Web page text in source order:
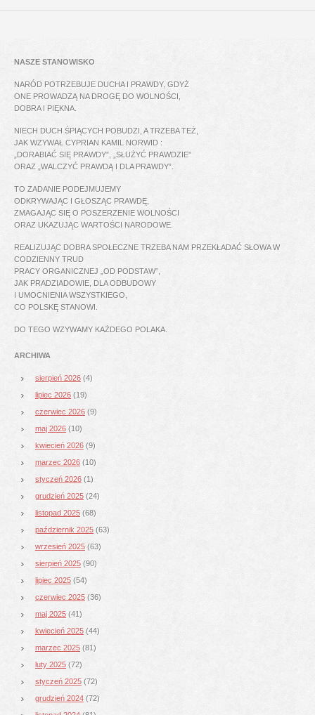
NASZE STANOWISKO
NARÓD POTRZEBUJE DUCHA I PRAWDY, GDYŻ
ONE PROWADZĄ NA DROGĘ DO WOLNOŚCI,
DOBRA I PIĘKNA.
NIECH DUCH ŚPIĄCYCH POBUDZI, A TRZEBA TEŻ,
JAK WZYWAŁ CYPRIAN KAMIL NORWID :
„DORABIAĆ SIĘ PRAWDY”, „SŁUŻYĆ PRAWDZIE”
ORAZ „WALCZYĆ PRAWDĄ I DLA PRAWDY”.
TO ZADANIE PODEJMUJEMY
ODKRYWAJĄC I GŁOSZĄC PRAWDĘ,
ZMAGAJĄC SIĘ O POSZERZENIE WOLNOŚCI
ORAZ UKAZUJĄC WARTOŚCI NARODOWE.
REALIZUJĄC DOBRA SPOŁECZNE TRZEBA NAM PRZEKŁADAĆ SŁOWA W
CODZIENNY TRUD
PRACY ORGANICZNEJ „OD PODSTAW”,
JAK PRADZIADOWIE, DLA ODBUDOWY
I UMOCNIENIA WSZYSTKIEGO,
CO POLSKĘ STANOWI.
DO TEGO WZYWAMY KAŻDEGO POLAKA.
ARCHIWA
sierpień 2026 (4)
lipiec 2026 (19)
czerwiec 2026 (9)
maj 2026 (10)
kwiecień 2026 (9)
marzec 2026 (10)
styczeń 2026 (1)
grudzień 2025 (24)
listopad 2025 (68)
październik 2025 (63)
wrzesień 2025 (63)
sierpień 2025 (90)
lipiec 2025 (54)
czerwiec 2025 (36)
maj 2025 (41)
kwiecień 2025 (44)
marzec 2025 (81)
luty 2025 (72)
styczeń 2025 (72)
grudzień 2024 (72)